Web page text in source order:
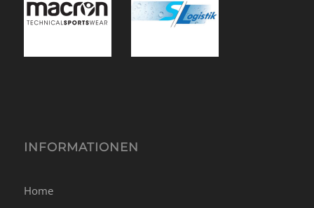
INFORMATIONEN
Home